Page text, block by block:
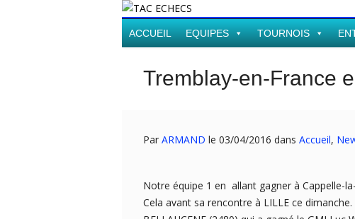
ACCUEIL EQUIPES TOURNOIS
Tremblay-en-France
Par ARMAND le 03/04/2016 dans Accueil,
Notre équipe 1 en allant gagner à Cappelle-
Cela avant sa rencontre à LILLE ce